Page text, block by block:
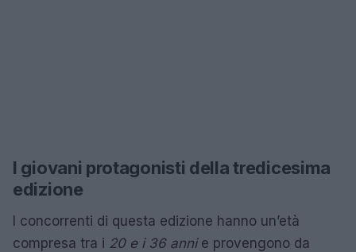
I giovani protagonisti della tredicesima
edizione
I concorrenti di questa edizione hanno un’età
compresa tra i 20 e i 36 annie provengono da